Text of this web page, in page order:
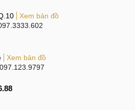
được sản
thứ ba và
hàng Chính
biến hơn Pin
Xem bản đồ
Xem bản đồ
097.123.9797